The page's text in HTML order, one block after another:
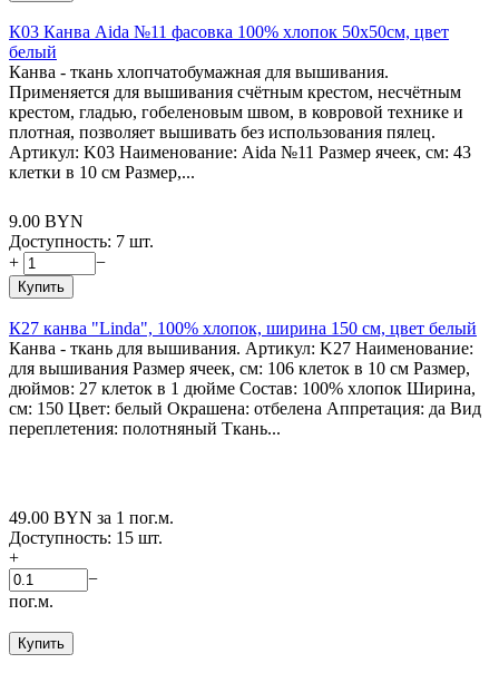
К03 Канва Aida №11 фасовка 100% хлопок 50х50см, цвет
белый
Канва - ткань хлопчатобумажная для вышивания.
Применяется для вышивания счётным крестом, несчётным
крестом, гладью, гобеленовым швом, в ковровой технике и
плотная, позволяет вышивать без использования пялец.
Артикул: K03 Наименование: Aida №11 Размер ячеек, см: 43
клетки в 10 см Размер,...
9.00 BYN
Доступность: 7 шт.
+
−
Купить
К27 канва "Linda", 100% хлопок, ширина 150 см, цвет белый
Канва - ткань для вышивания. Артикул: K27 Наименование:
для вышивания Размер ячеек, см: 106 клеток в 10 см Размер,
дюймов: 27 клеток в 1 дюйме Состав: 100% хлопок Ширина,
см: 150 Цвет: белый Окрашена: отбелена Аппретация: да Вид
переплетения: полотняный Ткань...
49.00 BYN за 1 пог.м.
Доступность: 15 шт.
+
−
пог.м.
Купить